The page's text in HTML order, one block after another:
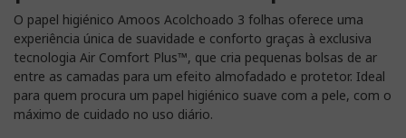
O papel higiénico Amoos Acolchoado 3 folhas oferece uma
experiência única de suavidade e conforto graças à exclusiva
tecnologia Air Comfort Plus™, que cria pequenas bolsas de ar
entre as camadas para um efeito almofadado e protetor. Ideal
para quem procura um papel higiénico suave com a pele, com o
máximo de cuidado no uso diário.